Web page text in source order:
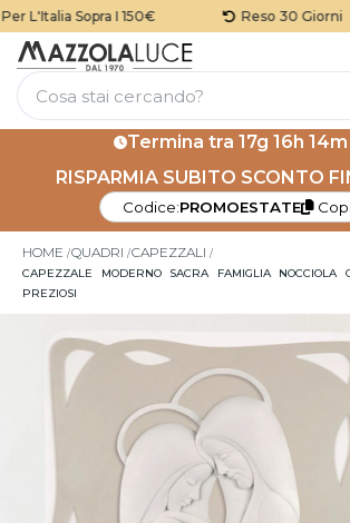
L'Italia Sopra I 150€ Reso 30 Giorni
Termina tra 17g 16h
RISPARMIA SUBITO SCONTO
Codice:PROMOESTATE
HOME QUADRI CAPEZZALI
CAPEZZALE MODERNO SACRA FAMIGLIA NOCCIOLA
PREZIOSI